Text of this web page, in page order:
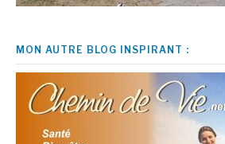
MON AUTRE BLOG INSPIRANT :